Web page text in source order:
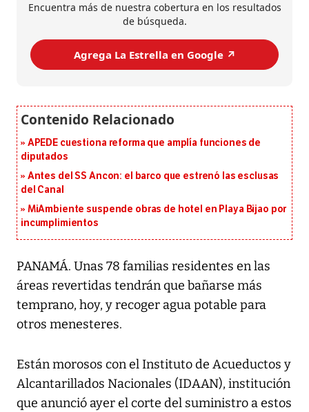
Encuentra más de nuestra cobertura en los resultados
de búsqueda.
Agrega La Estrella en Google ↗️
APEDE cuestiona reforma que amplía funciones de
diputados
Antes del SS Ancon: el barco que estrenó las esclusas
del Canal
MiAmbiente suspende obras de hotel en Playa Bijao por
incumplimientos
PANAMÁ. Unas 78 familias residentes en las
áreas revertidas tendrán que bañarse más
temprano, hoy, y recoger agua potable para
otros menesteres.
Están morosos con el Instituto de Acueductos y
Alcantarillados Nacionales (IDAAN), institución
que anunció ayer el corte del suministro a estos